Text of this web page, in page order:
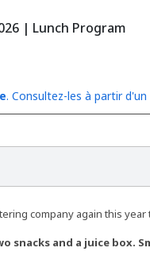
| Lunch Program
. Consultez-les à partir d'un
company again this
snacks and a juice box.